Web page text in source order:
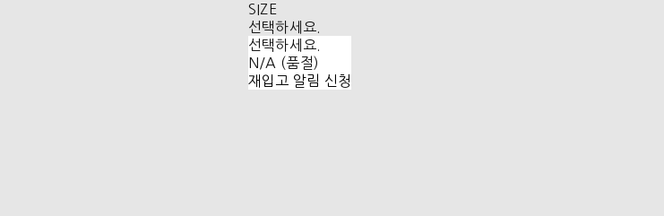
SIZE
선택하세요.
선택하세요.
N/A (품절)
재입고 알림 신청